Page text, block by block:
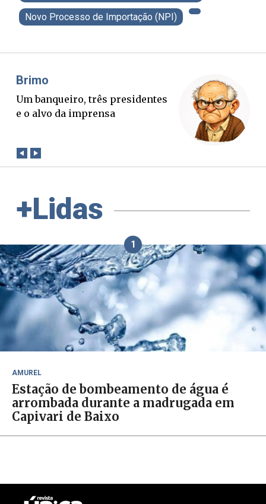
Novo Processo de Importação (NPI)
Brimo
Um banqueiro, três presidentes
e o alvo da imprensa
+Lidas
1
AMUREL
Estação de bombeamento de água é
arrombada durante a madrugada em
Capivari de Baixo